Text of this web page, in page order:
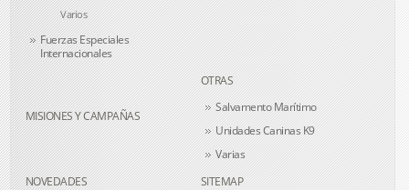
Varios
Fuerzas Especiales
Internacionales
MISIONES Y CAMPAÑAS
OTRAS
Salvamento Marítimo
Unidades Caninas K9
Varias
NOVEDADES
SITEMAP